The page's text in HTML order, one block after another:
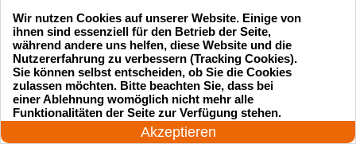
als ich meine Schlüssel
verloren hatte.
Jonas M.
24 Stunden am Tag
Akzeptieren
Wir nutzen Cookies auf unserer Website. Einige von
ihnen sind essenziell für den Betrieb der Seite,
während andere uns helfen, diese Website und die
Nutzererfahrung zu verbessern (Tracking Cookies).
Sie können selbst entscheiden, ob Sie die Cookies
zulassen möchten. Bitte beachten Sie, dass bei
einer Ablehnung womöglich nicht mehr alle
Funktionalitäten der Seite zur Verfügung stehen.